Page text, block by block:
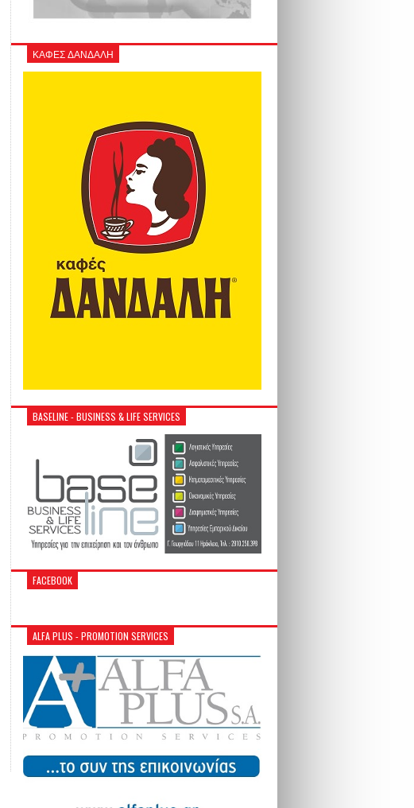
ΚΑΦΕΣ ΔΑΝΔΑΛΗ
BASELINE - BUSINESS & LIFE SERVICES
FACEBOOK
ALFA PLUS - PROMOTION SERVICES